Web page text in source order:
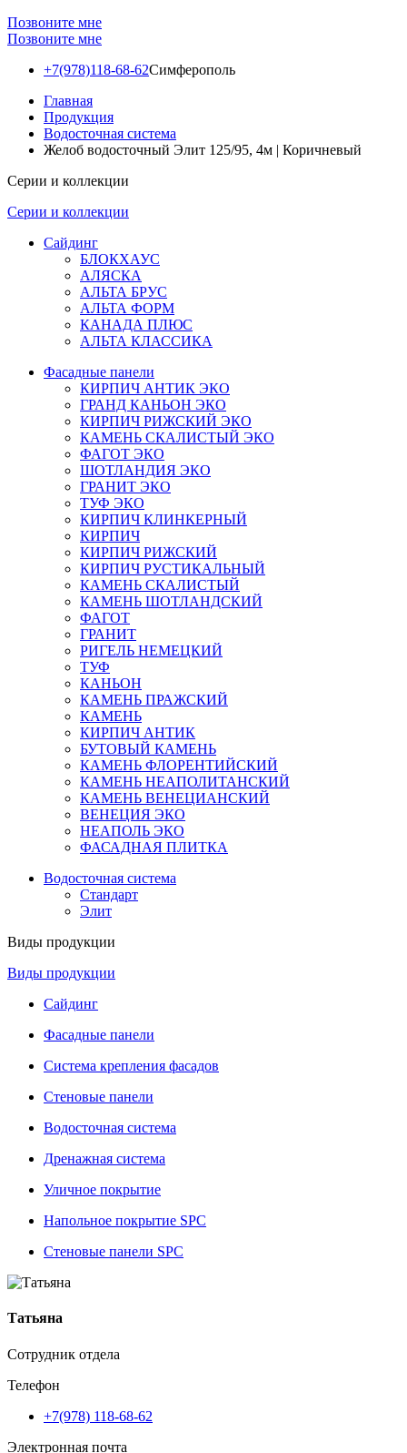
Позвоните мне
Позвоните мне
+7(978)118-68-62Симферополь
Главная
Продукция
Водосточная система
Желоб водосточный Элит 125/95, 4м | Коричневый
Серии и коллекции
Серии и коллекции
Сайдинг
БЛОКХАУС
АЛЯСКА
АЛЬТА БРУС
АЛЬТА ФОРМ
КАНАДА ПЛЮС
АЛЬТА КЛАССИКА
Фасадные панели
КИРПИЧ АНТИК ЭКО
ГРАНД КАНЬОН ЭКО
КИРПИЧ РИЖСКИЙ ЭКО
КАМЕНЬ СКАЛИСТЫЙ ЭКО
ФАГОТ ЭКО
ШОТЛАНДИЯ ЭКО
ГРАНИТ ЭКО
ТУФ ЭКО
КИРПИЧ КЛИНКЕРНЫЙ
КИРПИЧ
КИРПИЧ РИЖСКИЙ
КИРПИЧ РУСТИКАЛЬНЫЙ
КАМЕНЬ СКАЛИСТЫЙ
КАМЕНЬ ШОТЛАНДСКИЙ
ФАГОТ
ГРАНИТ
РИГЕЛЬ НЕМЕЦКИЙ
ТУФ
КАНЬОН
КАМЕНЬ ПРАЖСКИЙ
КАМЕНЬ
КИРПИЧ АНТИК
БУТОВЫЙ КАМЕНЬ
КАМЕНЬ ФЛОРЕНТИЙСКИЙ
КАМЕНЬ НЕАПОЛИТАНСКИЙ
КАМЕНЬ ВЕНЕЦИАНСКИЙ
ВЕНЕЦИЯ ЭКО
НЕАПОЛЬ ЭКО
ФАСАДНАЯ ПЛИТКА
Водосточная система
Стандарт
Элит
Виды продукции
Виды продукции
Сайдинг
Фасадные панели
Система крепления фасадов
Стеновые панели
Водосточная система
Дренажная система
Уличное покрытие
Напольное покрытие SPC
Стеновые панели SPC
Татьяна
Сотрудник отдела
Телефон
+7(978) 118-68-62
Электронная почта